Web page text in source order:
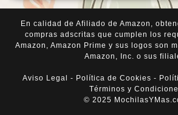
En calidad de Afiliado de Amazon,
compras adscritas que cumplen los
Amazon, Amazon Prime y sus logos son
Amazon, Inc. o sus
Aviso Legal - Política de Cookies -
Términos y
© 2025